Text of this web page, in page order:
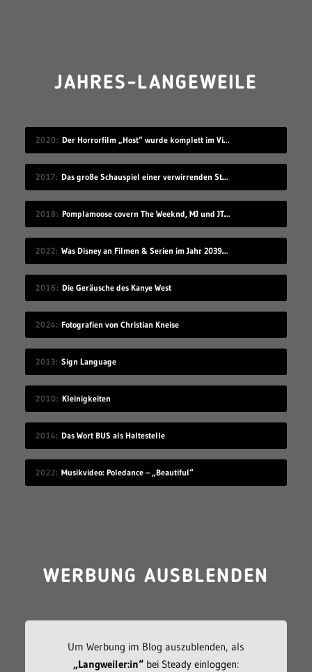
JAHRES-LANGEWEILE
2020 Der Horrorfilm „Host“ wurde komplett im Videochat-Tool Zoom gedreht
2017 Das große Schauspiel einer verwirrenden Straßenkennzeichnung
2018 Pomplamoose covern The Weeknd, MJ und JT in sehr schönem Mashup
2022 Was Disney an Filmen & Serien im Jahr 2039 vorstellen wird…
2016 Die Geräusche des Kanye West
2024 Fotografien von Christian Kneise
2013 Sign Language
2010 Kleinigkeiten
2014 Das Wort BUS als Haltestelle
2022 Musikvideo: Poledance – „Beautiful“
WERBUNG AUSBLENDEN
Um Werbung im Blog auszublenden, als
„Langweiler:in“bei Steady einloggen: